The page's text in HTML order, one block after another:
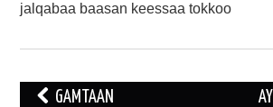
jalqabaa baasan keessaa tokkoo
Post GAMTAAN